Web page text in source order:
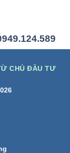
CHỦ ĐẦU TƯ